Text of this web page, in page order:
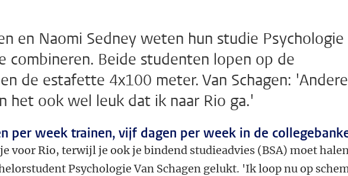
en Naomi Sedney weten hun studie Psychologie
Beide studenten lopen op de
de estafette 4x100 meter. Van Schagen: 'Andere
het ook wel leuk dat ik naar Rio ga.'
per week trainen, vijf dagen per week in de
voor Rio, terwijl je ook je bindend studieadvies (BSA) moet
Psychologie Van Schagen gelukt. 'Ik loop nu op